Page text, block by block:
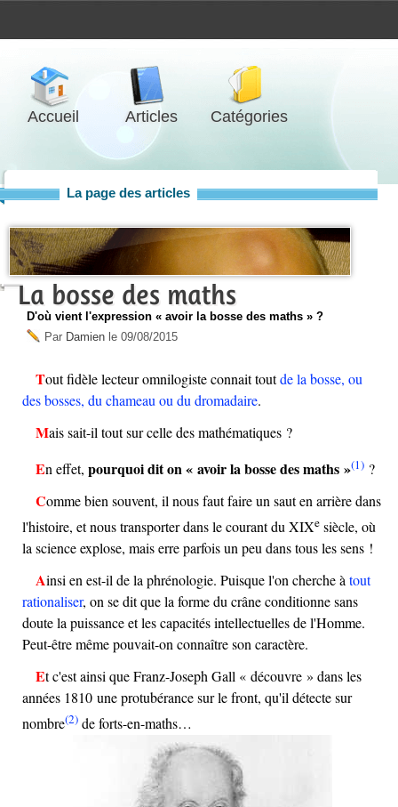
Accueil Articles Catégories
La page des articles
La bosse des maths
D'où vient l'expression « avoir la bosse des maths » ?
Par Damien le 09/08/2015
Tout fidèle lecteur omnilogiste connait toutde la bosse, ou
des bosses, du chameau ou du dromadaire.
Mais sait-il tout sur celle des mathématiques ?
En effet, pourquoi dit on « avoir la bosse des maths »(1) ?
Comme bien souvent, il nous faut faire un saut en arrière dans
l'histoire, et nous transporter dans le courant duXIXe siècle, où
la science explose, mais erre parfois un peu dans tous les sens !
Ainsi en est-il de la phrénologie. Puisque l'on cherche àtout
rationaliser, on se dit que la forme du crâne conditionne sans
doute la puissance et les capacités intellectuelles de l'Homme.
Peut-être même pouvait-on connaître son caractère.
Et c'est ainsi que Franz-Joseph Gall « découvre » dans les
années 1810 une protubérance sur le front, qu'il détecte sur
nombre(2) de forts-en-maths…